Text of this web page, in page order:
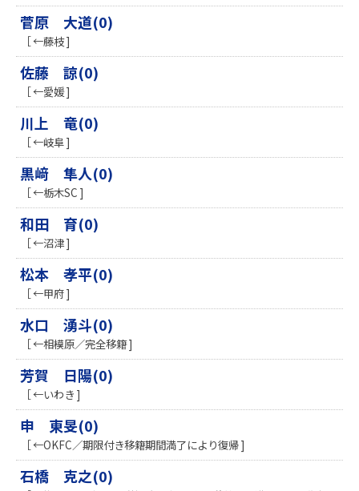
菅原 大道(0)
［ ←藤枝 ]
佐藤 諒(0)
［ ←愛媛 ]
川上 竜(0)
［ ←岐阜 ]
黒﨑 隼人(0)
［ ←栃木SC ]
和田 育(0)
［ ←沼津 ]
松本 孝平(0)
［ ←甲府 ]
水口 湧斗(0)
［ ←相模原／完全移籍 ]
芳賀 日陽(0)
［ ←いわき ]
申 東旻(0)
［ ←OKFC／期限付き移籍期間満了により復帰 ]
石橋 克之(0)